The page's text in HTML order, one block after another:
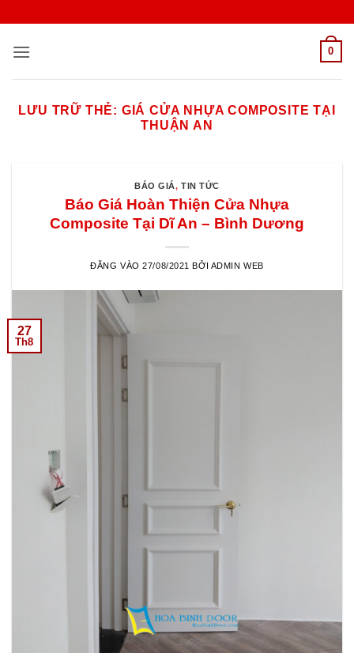
nội
0
LƯU TRỮ THẺ: GIÁ CỬA NHỰA COMPOSITE TẠI
THUẬN AN
BÁO GIÁ,TIN TỨC
Báo Giá Hoàn Thiện Cửa Nhựa
Composite Tại Dĩ An – Bình Dương
ĐĂNG VÀO27/08/2021 BỞI ADMIN WEB
27
Th8